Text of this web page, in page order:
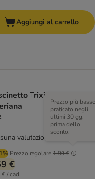
Aggiungi al carrello
Trixie alla
Prezzo regolare1,99 €
Prezzo più basso
praticato negli
ultimi 30 gg,
prima dello
sconto.
€
€ / cad.
valutazione